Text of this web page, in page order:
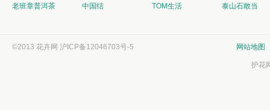
老班章普洱茶
中国结 TOM生活 泰山石敢当
©2013 花卉网 沪ICP备12046703号-5 网站地图
护花